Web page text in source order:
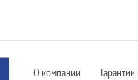
О компании